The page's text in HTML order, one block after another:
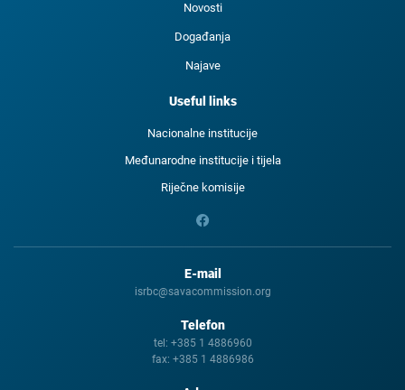
Novosti
Događanja
Najave
Useful links
Nacionalne institucije
Međunarodne institucije i tijela
Riječne komisije
E-mail
isrbc@savacommission.org
Telefon
tel: +385 1 4886960
fax: +385 1 4886986